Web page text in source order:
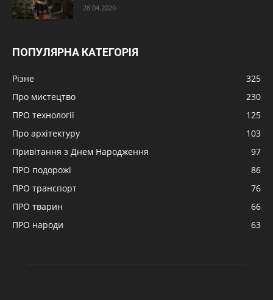
28.04.2020
ПОПУЛЯРНА КАТЕГОРІЯ
Різне
325
Про мистецтво
230
ПРО технології
125
Про архітектуру
103
Привітання з Днем Народження
97
ПРО подорожі
86
ПРО транспорт
76
ПРО тварин
66
ПРО народи
63